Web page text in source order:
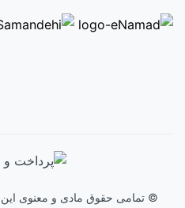
© تمامی حقوق مادی و معنوی